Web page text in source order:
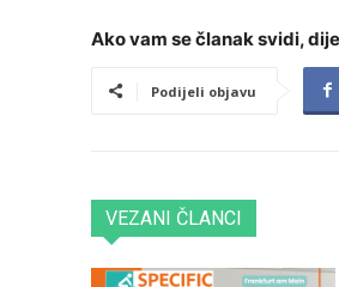
Ako vam se članak svidi,
Podijeli objavu
VEZANI ČLANCI